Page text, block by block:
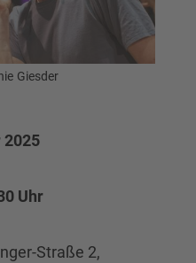
Giesder
2025
Uhr
Straße 2,